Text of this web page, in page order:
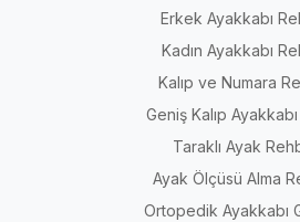
Erkek Ayakkabı
Kadın Ayakkabı
Kalıp ve Numara
Geniş Kalıp
Taraklı Ayak
Ayak Ölçüsü Alma
Ortopedik Ayakkabı